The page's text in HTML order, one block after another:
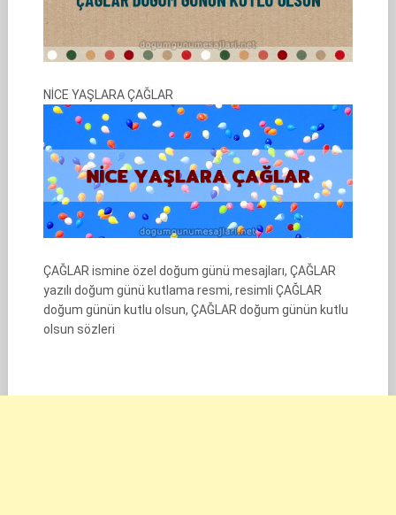
NİCE YAŞLARA ÇAĞLAR
ÇAĞLAR ismine özel doğum günü mesajları, ÇAĞLAR
yazılı doğum günü kutlama resmi, resimli ÇAĞLAR
doğum günün kutlu olsun, ÇAĞLAR doğum günün kutlu
olsun sözleri